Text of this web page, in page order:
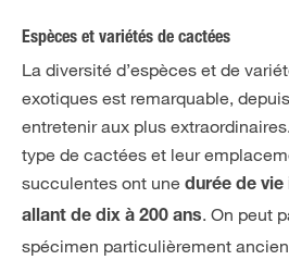
Espèces et variétés de cactées
La diversité d’espèces et de
exotiques est remarquable,
entretenir aux plus
type de cactées et leur
succulentes ont une durée de
allant de dix à 200 ans. On peut
spécimen particulièrement